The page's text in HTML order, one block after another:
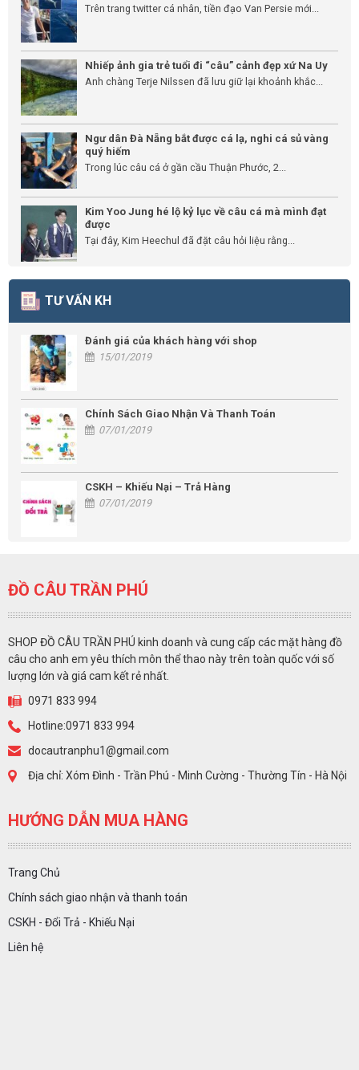
Trên trang twitter cá nhân, tiền đạo Van Persie mới...
Nhiếp ảnh gia trẻ tuổi đi “câu” cảnh đẹp xứ Na Uy
Anh chàng Terje Nilssen đã lưu giữ lại khoảnh khắc...
Ngư dân Đà Nẵng bắt được cá lạ, nghi cá sủ vàng
quý hiếm
Trong lúc câu cá ở gần cầu Thuận Phước, 2...
Kim Yoo Jung hé lộ kỷ lục về câu cá mà mình đạt
được
Tại đây, Kim Heechul đã đặt câu hỏi liệu rằng...
TƯ VẤN KH
Đánh giá của khách hàng với shop
15/01/2019
Chính Sách Giao Nhận Và Thanh Toán
07/01/2019
CSKH – Khiếu Nại – Trả Hàng
07/01/2019
ĐỒ CÂU TRẦN PHÚ
SHOP ĐỒ CÂU TRẦN PHÚ kinh doanh và cung cấp các mặt hàng đồ
câu cho anh em yêu thích môn thể thao này trên toàn quốc với số
lượng lớn và giá cam kết rẻ nhất.
0971 833 994
Hotline:0971 833 994
docautranphu1@gmail.com
Địa chỉ: Xóm Đình - Trần Phú - Minh Cường - Thường Tín - Hà Nội
HƯỚNG DẪN MUA HÀNG
Trang Chủ
Chính sách giao nhận và thanh toán
CSKH - Đổi Trả - Khiếu Nại
Liên hệ